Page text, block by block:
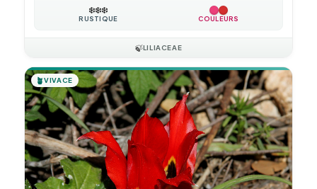
❄️❄️❄️
RUSTIQUE COULEURS
🍃LILIACEAE
🪴VIVACE